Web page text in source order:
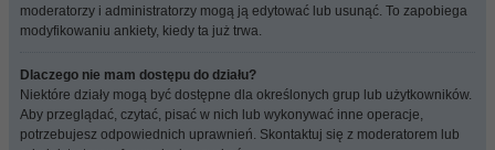
moderatorzy i administratorzy mogą ją edytować lub usunąć. To zapobiega
modyfikowaniu ankiety, kiedy ta już trwa.
Dlaczego nie mam dostępu do działu?
Niektóre działy mogą być dostępne dla określonych grup lub użytkowników.
Aby przeglądać, czytać, pisać w nich lub wykonywać inne operacje,
potrzebujesz odpowiednich uprawnień. Skontaktuj się z moderatorem lub